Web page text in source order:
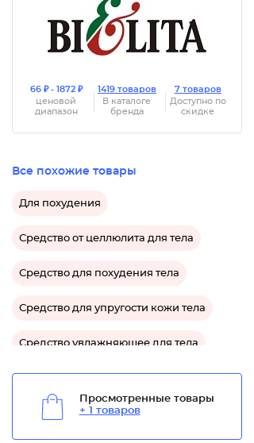
66 ₽ - 1872 ₽
ценовой
диапазон
1419 товаров
В каталоге
бренда
7 товаров
Доступно по
скидке
Все похожие товары
Для похудения
Средство от целлюлита для тела
Средство для похудения тела
Средство для упругости кожи тела
Средство увлажняющее для тела
Просмотренные товары
+ 1 товаров